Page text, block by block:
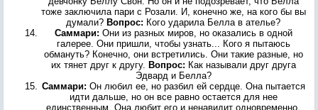
тоже заключила пари с Розали. И, конечно же, на кого бы вы
думали? Вопрос: Кого ударила Белла в ателье?
Саммари: Они из разных миров, но оказались в одной
галерее. Они пришли, чтобы узнать... Кого я пытаюсь
обмануть? Конечно, они встретились. Они такие разные, но
их тянет друг к другу. Вопрос: Как называли друг друга
Эдвард и Белла?
Саммари: Он любил ее, но разбил ей сердце. Она пытается
идти дальше, но он все равно остается для нее
единственным. Она любит его и ненавидит одновременно.